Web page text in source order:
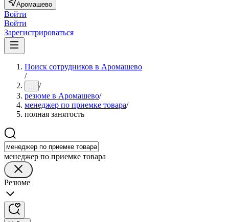
Аромашево
Войти
Войти
Зарегистрироваться
Поиск сотрудников в Аромашево
/
... /
резюме в Аромашево/
менеджер по приемке товара/
полная занятость
менеджер по приемке товара
Резюме